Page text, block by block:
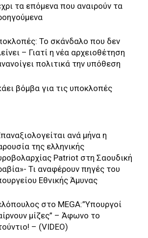
τα επόμενα που αναιρούν τα
Το σκάνδαλο που δεν
– Γιατί η νέα αρχειοθέτηση
πολιτικά την υπόθεση
βόμβα για τις υποκλοπές
ανά μήνα η
της ελληνικής
Patriot στη Σαουδική
Τι αναφέρουν πηγές του
Εθνικής Άμυνας
στο MEGA:”Υπουργοί
μίζες” – Άφωνο το
– (VIDEO)